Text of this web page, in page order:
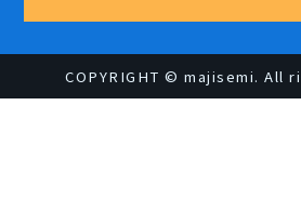
COPYRIGHT © majisemi. All